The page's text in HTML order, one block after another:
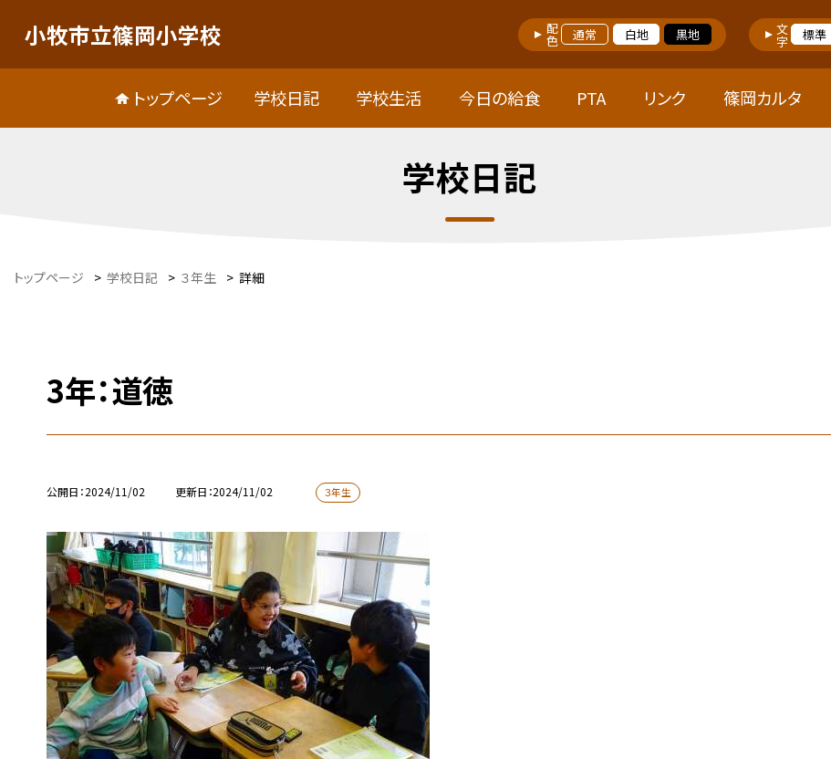
小牧市立篠岡小学校 配色 通常 白地 黒地 文字 標準
トップページ 学校日記 学校生活 今日の給食 PTA リンク 篠岡カルタ
学校日記
トップページ > 学校日記 > ３年生 > 詳細
3年：道徳
公開日 2024/11/02 更新日 2024/11/02 ３年生